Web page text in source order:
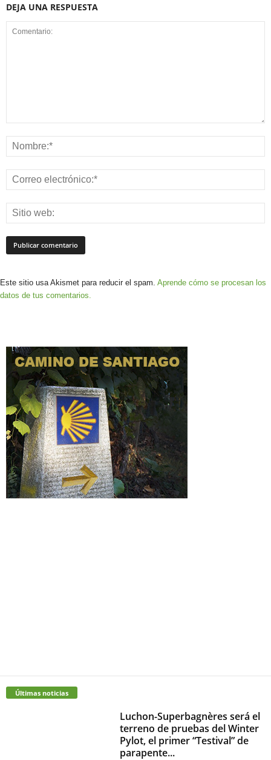
DEJA UNA RESPUESTA
Este sitio usa Akismet para reducir el spam. Aprende cómo se procesan los
datos de tus comentarios.
Últimas noticias
Luchon-Superbagnères será el
terreno de pruebas del Winter
Pylot, el primer “Testival” de
parapente...